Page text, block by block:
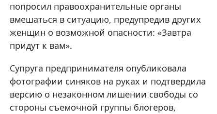
попросил правоохранительные органы
вмешаться в ситуацию, предупредив других
женщин о возможной опасности: «Завтра
придут к вам».
Супруга предпринимателя опубликовала
фотографии синяков на руках и подтвердила
версию о незаконном лишении свободы со
стороны съемочной группы блогеров,